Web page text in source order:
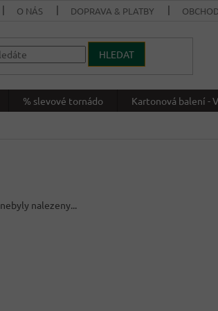
O NÁS DOPRAVA & PLATBY
HLEDAT
% slevové tornádo Kartonová balení -
nebyly nalezeny...